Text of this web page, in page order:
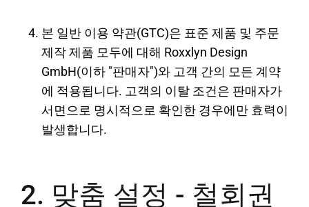
본 일반 이용 약관(GTC)은 표준 제품 및 주문
제작 제품 모두에 대해 Roxxlyn Design
GmbH(이하 "판매자")와 고객 간의 모든 계약
에 적용됩니다. 고객의 이탈 조건은 판매자가
서면으로 명시적으로 확인한 경우에만 효력이
발생합니다.
2. 맞춤 설정 - 철회권